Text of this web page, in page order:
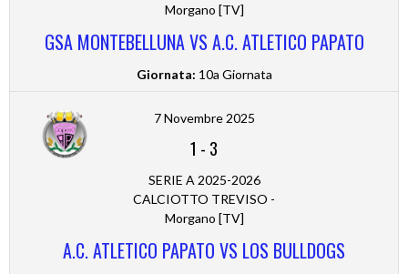
Morgano [TV]
GSA MONTEBELLUNA VS A.C. ATLETICO PAPATO
Giornata: 10a Giornata
7 Novembre 2025
1 - 3
SERIE A 2025-2026
CALCIOTTO TREVISO -
Morgano [TV]
A.C. ATLETICO PAPATO VS LOS BULLDOGS